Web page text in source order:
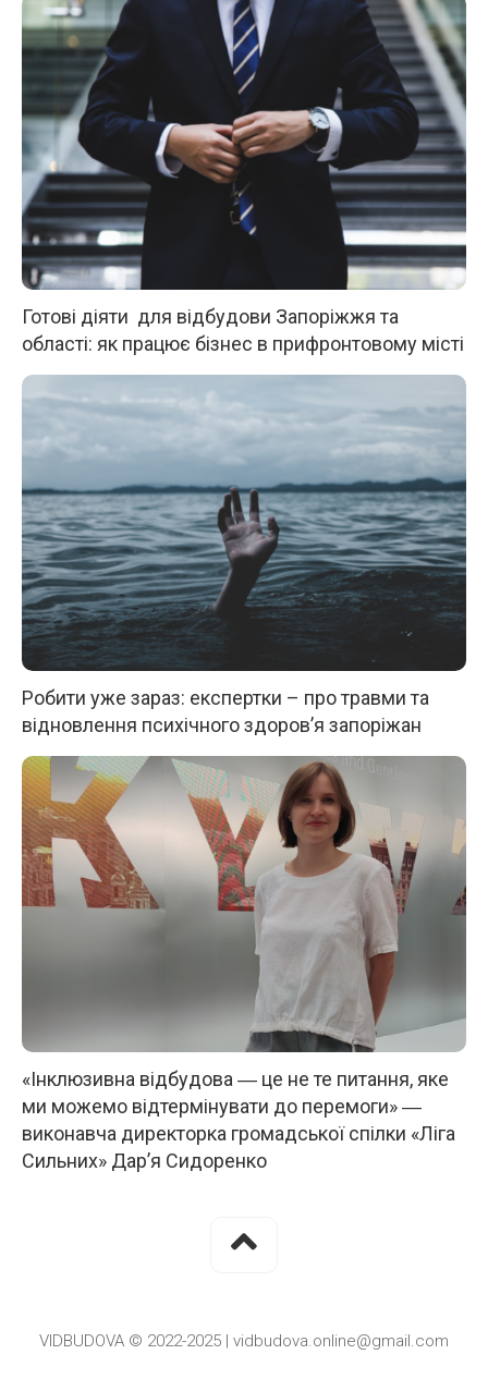
Готові діяти для відбудови Запоріжжя та
області: як працює бізнес в прифронтовому місті
Робити уже зараз: експертки – про травми та
відновлення психічного здоров’я запоріжан
«Інклюзивна відбудова ― це не те питання, яке
ми можемо відтермінувати до перемоги» ―
виконавча директорка громадської спілки «Ліга
Сильних» Дар’я Сидоренко
VIDBUDOVA © 2022-2025 | vidbudova.online@gmail.com